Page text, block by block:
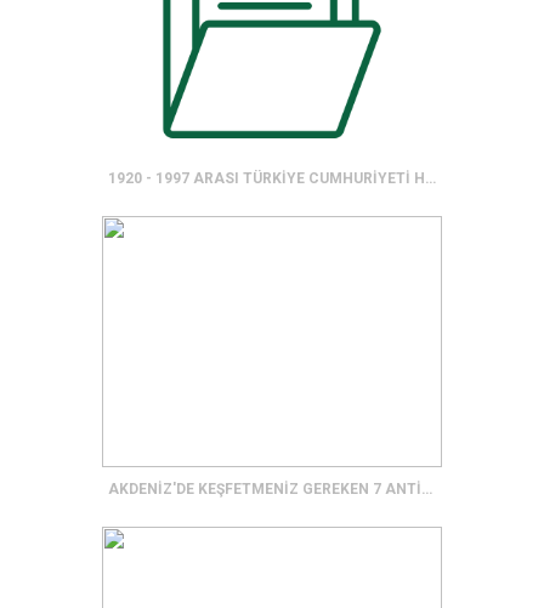
1920 - 1997 ARASI TÜRKİYE CUMHURİYETİ HÜKÜMETLERİ
AKDENİZ'DE KEŞFETMENİZ GEREKEN 7 ANTİK KENT